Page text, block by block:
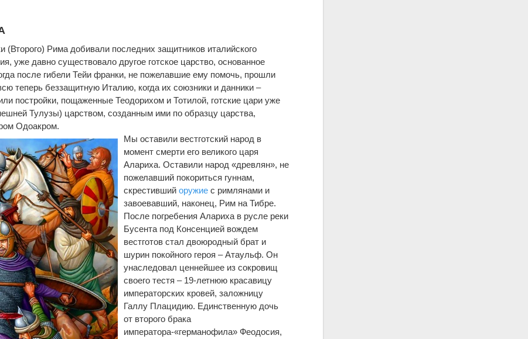
(Второго) Рима добивали последних защитников италийского
уже давно существовало другое готское царство, основанное
после гибели Тейи франки, не пожелавшие ему помочь, прошли
теперь беззащитную Италию, когда их союзники и данники –
постройки, пощаженные Теодорихом и Тотилой, готские цари уже
Тулузы) царством, созданным ими по образцу царства,
Одоакром.
Мы оставили вестготский народ в
момент смерти его великого царя
Алариха. Оставили народ «древлян», не
пожелавший покориться гуннам,
скрестившийоружие с римлянами и
завоевавший, наконец, Рим на Тибре.
После погребения Алариха в русле реки
Бусента под Консенцией вождем
вестготов стал двоюродный брат и
шурин покойного героя – Атаульф. Он
унаследовал ценнейшее из сокровищ
своего тестя – 19-летнюю красавицу
императорских кровей, заложницу
Галлу Плацидию. Единственную дочь
от второго брака
императора-«германофила» Феодосия,